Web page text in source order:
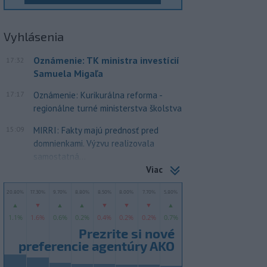
Vyhlásenia
17:32
Oznámenie: TK ministra investícií
Samuela Migaľa
17:17
Oznámenie: Kurikurálna reforma -
regionálne turné ministerstva školstva
15:09
MIRRI: Fakty majú prednosť pred
domnienkami. Výzvu realizovala
samostatná...
Viac